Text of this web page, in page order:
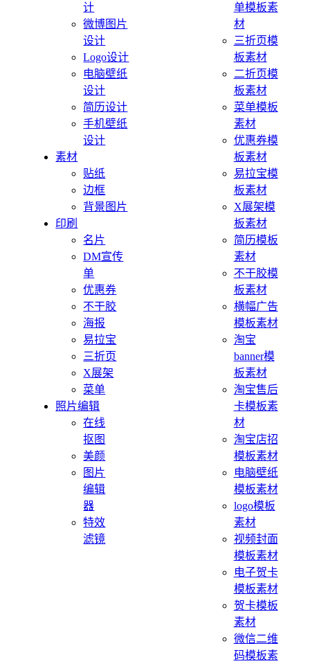
计
微博图片
设计
Logo设计
电脑壁纸
设计
简历设计
手机壁纸
设计
素材
贴纸
边框
背景图片
印刷
名片
DM宣传
单
优惠券
不干胶
海报
易拉宝
三折页
X展架
菜单
照片编辑
在线
抠图
美颜
图片
编辑
器
特效
滤镜
单模板素
材
三折页模
板素材
二折页模
板素材
菜单模板
素材
优惠券模
板素材
易拉宝模
板素材
X展架模
板素材
简历模板
素材
不干胶模
板素材
横幅广告
模板素材
淘宝
banner模
板素材
淘宝售后
卡模板素
材
淘宝店招
模板素材
电脑壁纸
模板素材
logo模板
素材
视频封面
模板素材
电子贺卡
模板素材
贺卡模板
素材
微信二维
码模板素